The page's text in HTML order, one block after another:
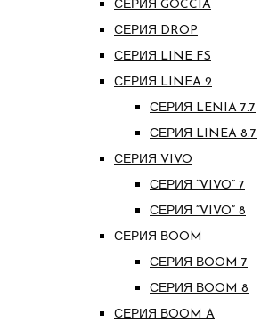
СЕРИЯ GOCCIA
СЕРИЯ DROP
СЕРИЯ LINE FS
СЕРИЯ LINEA 2
СЕРИЯ LENIA 7.7
СЕРИЯ LINEA 8.7
СЕРИЯ VIVO
СЕРИЯ “VIVO” 7
СЕРИЯ “VIVO” 8
СЕРИЯ ВOOM
СЕРИЯ ВOOM 7
СЕРИЯ ВOOM 8
СЕРИЯ ВOOM A